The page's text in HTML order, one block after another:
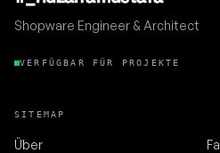
Shopware Engineer & Architect
VERFÜGBAR FÜR PROJEKTE
SITEMAP
Über